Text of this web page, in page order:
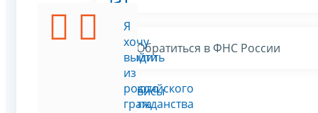
хочу
подтвердить
статус
налогового
резидента
Я
хочу
выйти
из
российского
гражданства
Обратиться в ФНС России
Все сервисы